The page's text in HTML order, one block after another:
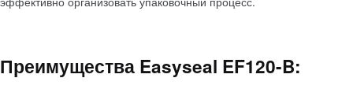
Преимущества Easyseal EF120-B: